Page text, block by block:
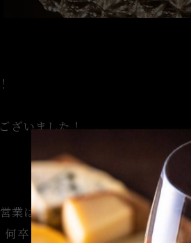
ざいました！
業はお休みさせて頂きます。
卒ご理解くださいますようお願